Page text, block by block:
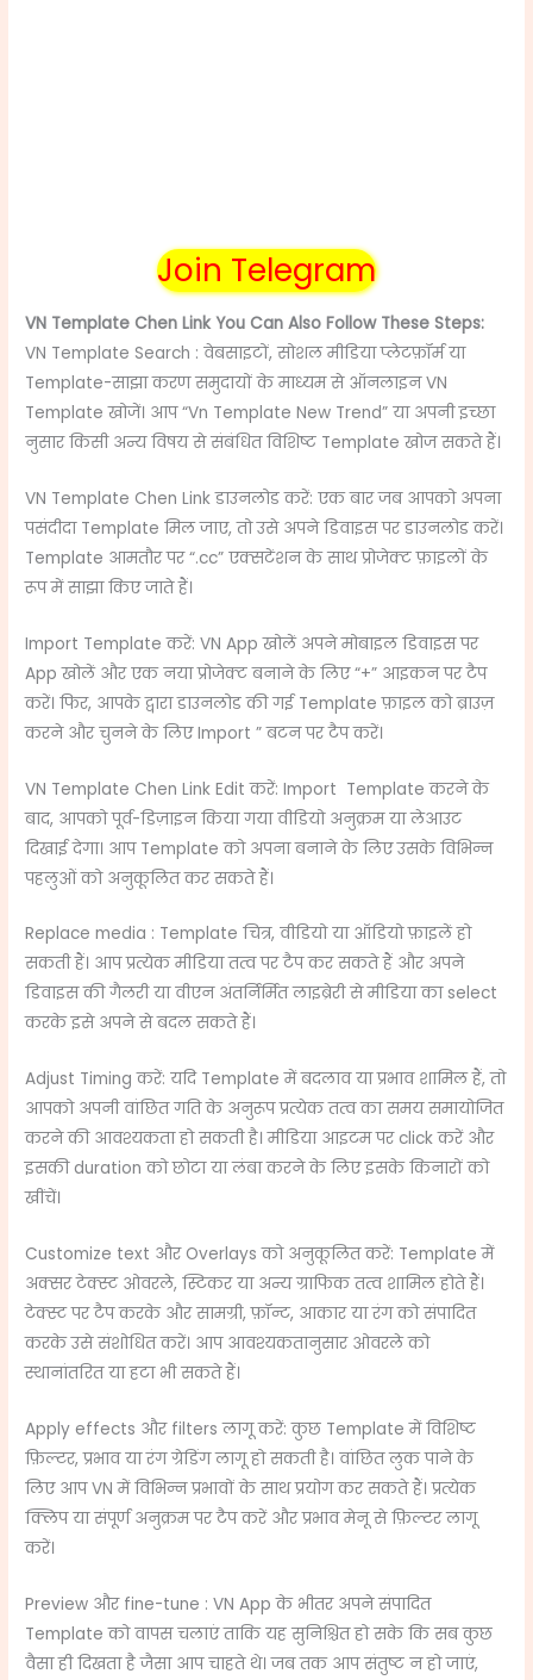
Join Telegram
VN Template Chen Link You Can Also Follow These Steps:
VN Template Search : वेबसाइटों, सोशल मीडिया प्लेटफ़ॉर्म या
Template-साझा करण समुदायों के माध्यम से ऑनलाइन VN
Template खोजें। आप “Vn Template New Trend” या अपनी इच्छा
नुसार किसी अन्य विषय से संबंधित विशिष्ट Template खोज सकते हैं।
VN Template Chen Link डाउनलोड करें: एक बार जब आपको अपना
पसंदीदा Template मिल जाए, तो उसे अपने डिवाइस पर डाउनलोड करें।
Template आमतौर पर “.cc” एक्सटेंशन के साथ प्रोजेक्ट फ़ाइलों के
रूप में साझा किए जाते हैं।
Import Template करें: VN App खोलें अपने मोबाइल डिवाइस पर
App खोलें और एक नया प्रोजेक्ट बनाने के लिए “+” आइकन पर टैप
करें। फिर, आपके द्वारा डाउनलोड की गई Template फ़ाइल को ब्राउज़
करने और चुनने के लिए Import ” बटन पर टैप करें।
VN Template Chen Link Edit करें: Import Template करने के
बाद, आपको पूर्व-डिज़ाइन किया गया वीडियो अनुक्रम या लेआउट
दिखाई देगा। आप Template को अपना बनाने के लिए उसके विभिन्न
पहलुओं को अनुकूलित कर सकते हैं।
Replace media : Template चित्र, वीडियो या ऑडियो फ़ाइलें हो
सकती हैं। आप प्रत्येक मीडिया तत्व पर टैप कर सकते हैं और अपने
डिवाइस की गैलरी या वीएन अंतर्निर्मित लाइब्रेरी से मीडिया का select
करके इसे अपने से बदल सकते हैं।
Adjust Timing करें: यदि Template में बदलाव या प्रभाव शामिल हैं, तो
आपको अपनी वांछित गति के अनुरूप प्रत्येक तत्व का समय समायोजित
करने की आवश्यकता हो सकती है। मीडिया आइटम पर click करें और
इसकी duration को छोटा या लंबा करने के लिए इसके किनारों को
खींचें।
Customize text और Overlays को अनुकूलित करें: Template में
अक्सर टेक्स्ट ओवरले, स्टिकर या अन्य ग्राफिक तत्व शामिल होते हैं।
टेक्स्ट पर टैप करके और सामग्री, फ़ॉन्ट, आकार या रंग को संपादित
करके उसे संशोधित करें। आप आवश्यकतानुसार ओवरले को
स्थानांतरित या हटा भी सकते हैं।
Apply effects और filters लागू करें: कुछ Template में विशिष्ट
फ़िल्टर, प्रभाव या रंग ग्रेडिंग लागू हो सकती है। वांछित लुक पाने के
लिए आप VN में विभिन्न प्रभावों के साथ प्रयोग कर सकते हैं। प्रत्येक
क्लिप या संपूर्ण अनुक्रम पर टैप करें और प्रभाव मेनू से फ़िल्टर लागू
करें।
Preview और fine-tune : VN App के भीतर अपने संपादित
Template को वापस चलाएं ताकि यह सुनिश्चित हो सके कि सब कुछ
वैसा ही दिखता है जैसा आप चाहते थे। जब तक आप संतुष्ट न हो जाएं,